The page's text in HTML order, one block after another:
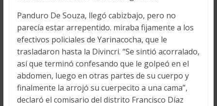
Panduro De Souza, llegó cabizbajo, pero no
parecía estar arrepentido. miraba fijamente a los
efectivos policiales de Yarinacocha, que le
trasladaron hasta la Divincri. “Se sintió acorralado,
así que terminó confesando que le golpeó en el
abdomen, luego en otras partes de su cuerpo y
finalmente la arrojó su cuerpecito a una cama”,
declaró el comisario del distrito Francisco Díaz